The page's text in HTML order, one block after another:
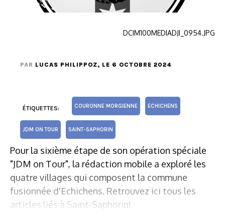
DCIM100MEDIADJI_0954.JPG
PAR LUCAS PHILIPPOZ, LE 6 OCTOBRE 2024
ÉTIQUETTES: COURONNE MORGIENNE ECHICHENS
JDM ON TOUR SAINT-SAPHORIN
Pour la sixième étape de son opération spéciale
"JDM on Tour", la rédaction mobile a exploré les
quatre villages qui composent la commune
fusionnée d'Echichens. Retrouvez ici tous les
articles liés à Saint-Saphorin!